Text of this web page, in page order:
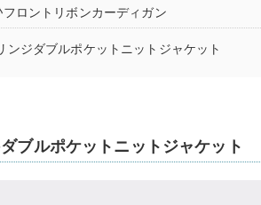
ロントリボンカーディガン
ンジダブルポケットニットジャケット
ブルポケットニットジャケット